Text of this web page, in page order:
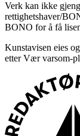
Verk kan ikke
rettighetshaver/
BONO for å få
Kunstavisen eies
etter Vær varsom-